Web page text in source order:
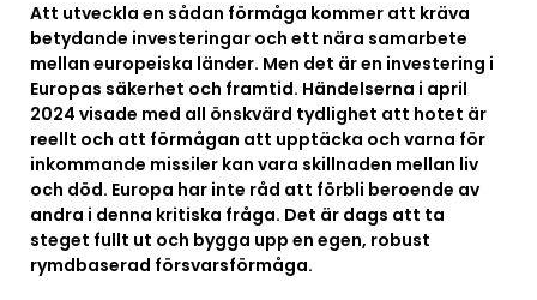
Att utveckla en sådan förmåga kommer att kräva
betydande investeringar och ett nära samarbete
mellan europeiska länder. Men det är en investering i
Europas säkerhet och framtid. Händelserna i april
2024 visade med all önskvärd tydlighet att hotet är
reellt och att förmågan att upptäcka och varna för
inkommande missiler kan vara skillnaden mellan liv
och död. Europa har inte råd att förbli beroende av
andra i denna kritiska fråga. Det är dags att ta
steget fullt ut och bygga upp en egen, robust
rymdbaserad försvarsförmåga.